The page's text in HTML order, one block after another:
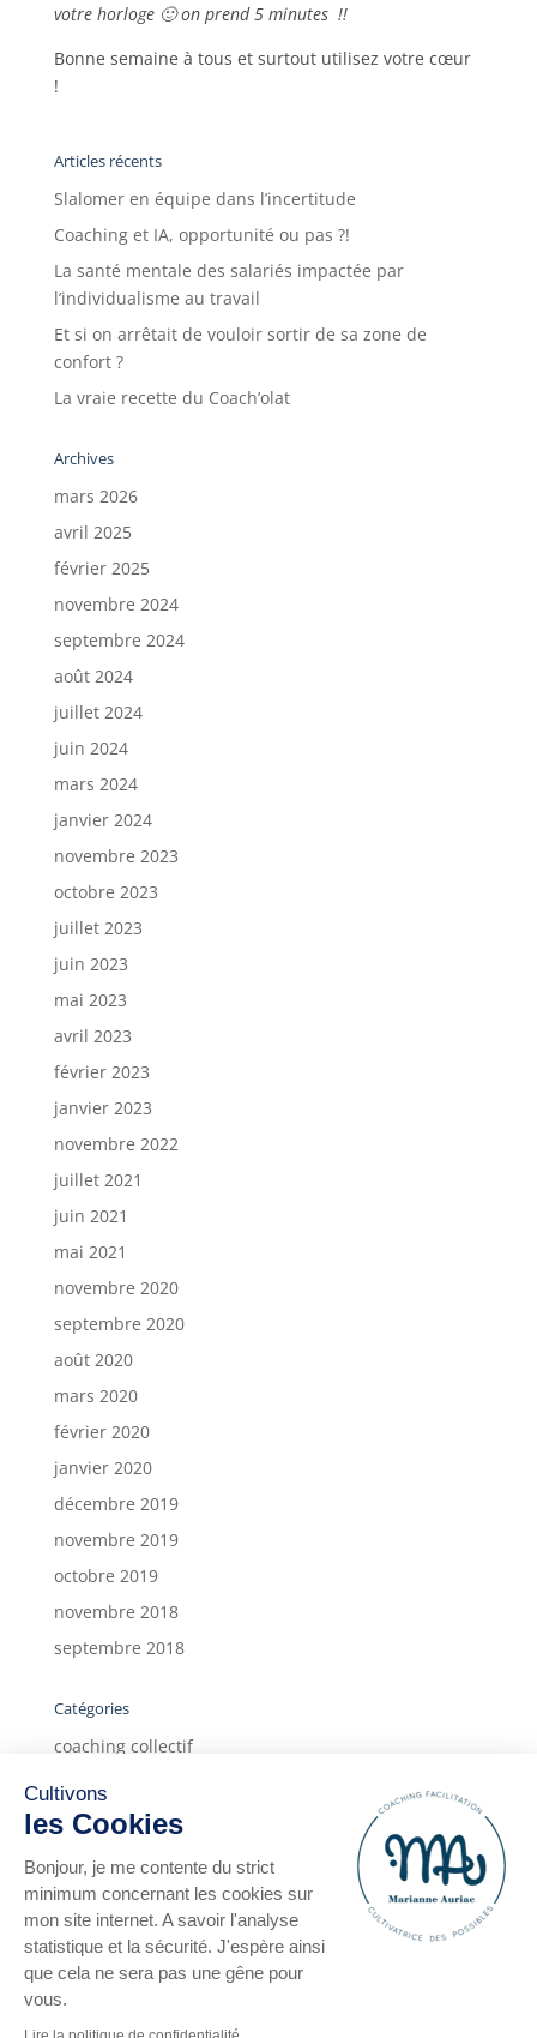
votre horloge 🙂 on prend 5 minutes !!
Bonne semaine à tous et surtout utilisez votre cœur
!
Articles récents
Slalomer en équipe dans l’incertitude
Coaching et IA, opportunité ou pas ?!
La santé mentale des salariés impactée par
l’individualisme au travail
Et si on arrêtait de vouloir sortir de sa zone de
confort ?
La vraie recette du Coach’olat
Archives
mars 2026
avril 2025
février 2025
novembre 2024
septembre 2024
août 2024
juillet 2024
juin 2024
mars 2024
janvier 2024
novembre 2023
octobre 2023
juillet 2023
juin 2023
mai 2023
avril 2023
février 2023
janvier 2023
novembre 2022
juillet 2021
juin 2021
mai 2021
novembre 2020
septembre 2020
août 2020
mars 2020
février 2020
janvier 2020
décembre 2019
novembre 2019
octobre 2019
novembre 2018
septembre 2018
Catégories
coaching collectif
coaching individuel
deux ans
Infos
témoignages
témoignages clients
Cultivons
les Cookies
Bonjour, je me contente du strict
minimum concernant les cookies sur
mon site internet. A savoir l'analyse
statistique et la sécurité. J'espère ainsi
que cela ne sera pas une gêne pour
vous.